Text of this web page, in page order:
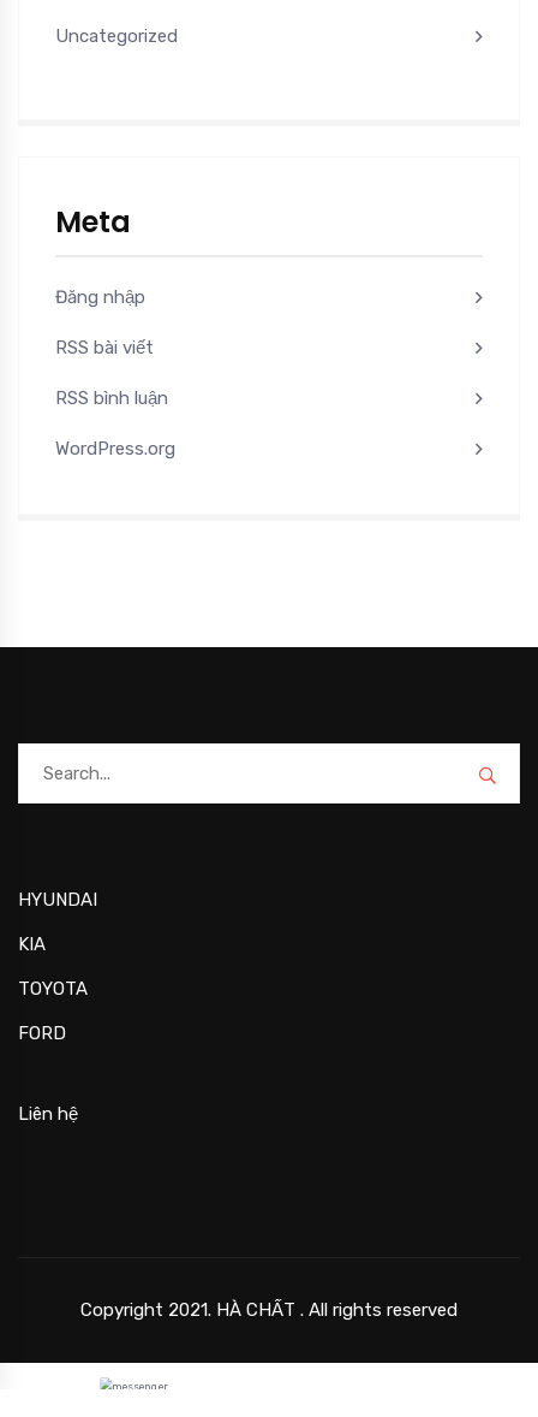
Uncategorized
Meta
Đăng nhập
RSS bài viết
RSS bình luận
WordPress.org
HYUNDAI
KIA
TOYOTA
FORD
Liên hệ
Copyright 2021. HÀ CHẤT . All rights reserved